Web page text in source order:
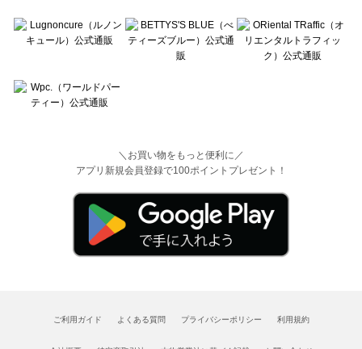
＼お買い物をもっと便利に／
アプリ新規会員登録で100ポイントプレゼント！
ご利用ガイド よくある質問 プライバシーポリシー 利用規約